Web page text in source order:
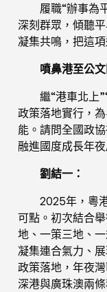
履職“辦事為
深刻群眾，傾聽
凝集共鳴，把這
噴鼻港至公
繼“港車北上
政策落地實行，
能。請問全國政
融進國度成長年
劉結一：
2025年，粵
可點。初次結合
地、一策三地、
凝集連合氣力、
政策落地，年夜
深港與廣珠澳兩